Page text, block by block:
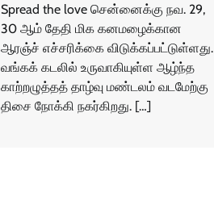
Spread the love சென்னைக்கு நவ. 29,
30 ஆம் தேதி மிக கனமழைக்கான
ஆரஞ்ச் எச்சரிக்கை விடுக்கப்பட்டுள்ளது.
வங்கக் கடலில் உருவாகியுள்ள ஆழ்ந்த
காற்றழுத்தத் தாழ்வு மண்டலம் வடமேற்கு
திசை நோக்கி நகர்கிறது. […]